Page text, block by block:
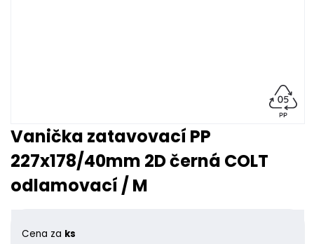
Vanička zatavovací PP
227x178/40mm 2D černá COLT
odlamovací / M
Cena za ks